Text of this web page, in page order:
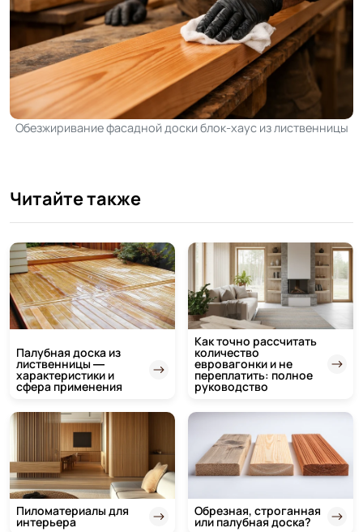
Обезжиривание фасадной доски блок-хаус из лиственницы
Читайте также
Палубная доска из
лиственницы —
характеристики и
сфера применения
Как точно рассчитать
количество
евровагонки и не
переплатить: полное
руководство
Пиломатериалы для
интерьера
Обрезная, строганная
или палубная доска?